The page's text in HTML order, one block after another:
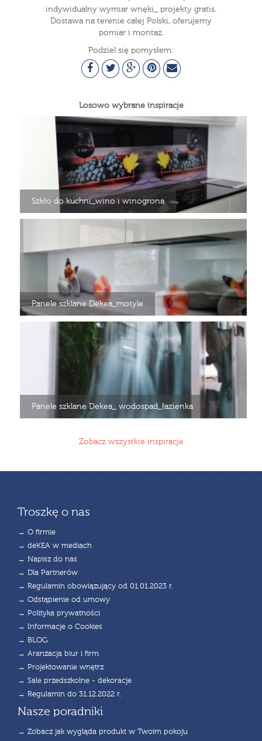
indywidualny wymiar wnęki_ projekty gratis.
Dostawa na terenie całej Polski, oferujemy
pomiar i montaż.
Podziel się pomysłem:
Losowo wybrane inspiracje
Szkło do kuchni_wino i winogrona
Panele szklane Dekea_motyle
Panele szklane Dekea_ wodospad_łazienka
Zobacz wszystkie inspiracje
Troszkę o nas
→ O firmie
→ deKEA w mediach
→ Napisz do nas
→ Dla Partnerów
→ Regulamin obowiązujący od 01.01.2023 r.
→ Odstąpienie od umowy
→ Polityka prywatności
→ Informacje o Cookies
→ BLOG
→ Aranżacja biur i firm
→ Projektowanie wnętrz
→ Sale przedszkolne - dekoracje
→ Regulamin do 31.12.2022 r.
Nasze poradniki
→ Zobacz jak wygląda produkt w Twoim pokoju